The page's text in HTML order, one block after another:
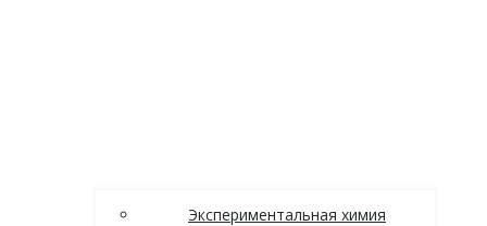
Экспериментальная химия